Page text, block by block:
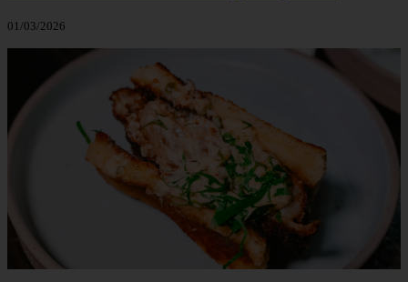
01/03/2026